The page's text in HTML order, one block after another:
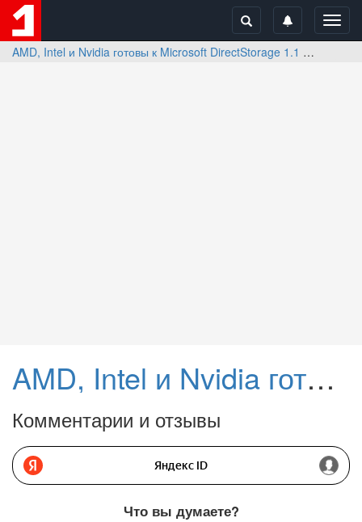
AMD, Intel и Nvidia готовы к Microsoft DirectStorage 1.1
AMD, Intel и Nvidia готовы к Microsoft DirectStorage 1.1
Комментарии и отзывы